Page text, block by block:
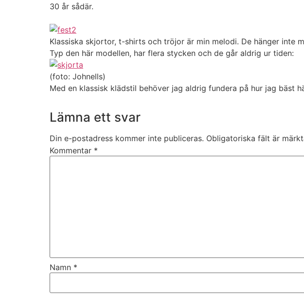
30 år sådär.
Klassiska skjortor, t-shirts och tröjor är min melodi. De hänger inte
Typ den här modellen, har flera stycken och de går aldrig ur tiden:
(foto: Johnells)
Med en klassisk klädstil behöver jag aldrig fundera på hur jag bäst
Lämna ett svar
Din e-postadress kommer inte publiceras. Obligatoriska fält är
Kommentar *
Namn *